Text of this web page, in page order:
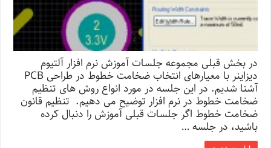
در بخش قبلی مجموعه جلسات آموزش نرم افزار آلتیوم
دیزاینر با معیارهای انتخاب ضخامت خطوط در طراحی PCB
آشنا شدیم. در این جلسه در مورد انواع روش های تنظیم
ضخامت خطوط در نرم افزار توضیح می دهیم. تنظیم قانون
ضخامت خطوط اگر جلسات قبلی آموزش را دنبال کرده
باشید، در جلسه …